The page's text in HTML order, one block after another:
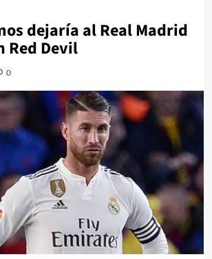
dejaría al Real Madrid
Red Devil
0